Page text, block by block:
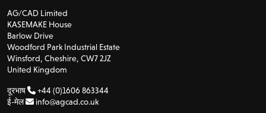
AG/CAD Limited
KASEMAKE House
Barlow Drive
Woodford Park Industrial Estate
Winsford, Cheshire, CW7 2JZ
United Kingdom
दूरभाष
+44 (0)1606 863344
ई-मेल
info@agcad.co.uk